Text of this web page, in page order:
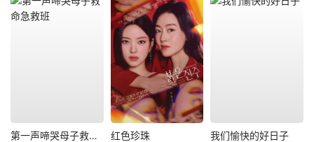
第一声啼哭母子救命急救班 红色珍珠 我们愉快的好日子